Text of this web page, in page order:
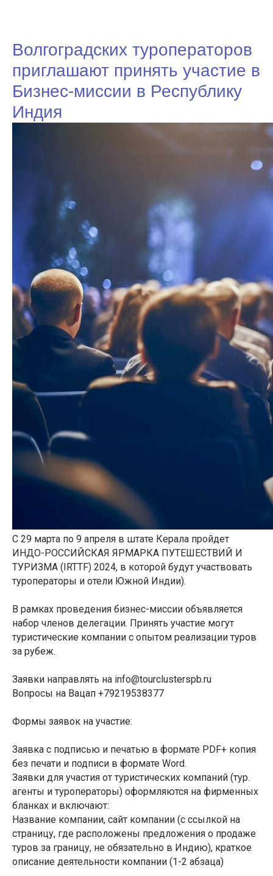
Волгоградских туроператоров
приглашают принять участие в
Бизнес-миссии в Республику
Индия
С 29 марта по 9 апреля в штате Керала пройдет
ИНДО-РОССИЙСКАЯ ЯРМАРКА ПУТЕШЕСТВИЙ И
ТУРИЗМА (IRTTF) 2024, в которой будут участвовать
туроператоры и отели Южной Индии).
В рамках проведения бизнес-миссии объявляется
набор членов делегации. Принять участие могут
туристические компании с опытом реализации туров
за рубеж.
Заявки направлять на info@tourclusterspb.ru
Вопросы на Вацап +79219538377
Формы заявок на участие:
Заявка с подписью и печатью в формате PDF+ копия
без печати и подписи в формате Word.
Заявки для участия от туристических компаний (тур.
агенты и туроператоры) оформляются на фирменных
бланках и включают:
Название компании, сайт компании (с ссылкой на
страницу, где расположены предложения о продаже
туров за границу, не обязательно в Индию), краткое
описание деятельности компании (1-2 абзаца)